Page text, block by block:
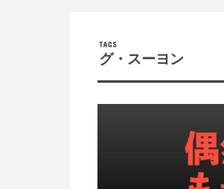
グ・スーヨン